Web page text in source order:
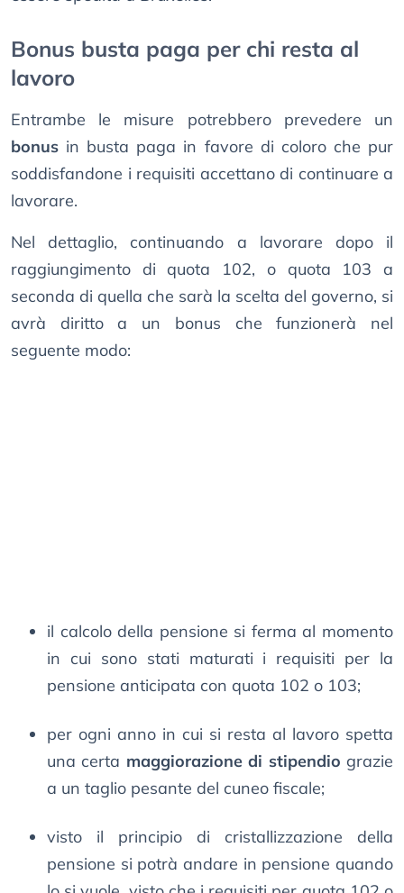
Bonus busta paga per chi resta al
lavoro
Entrambe le misure potrebbero prevedere un
bonus in busta paga in favore di coloro che pur
soddisfandone i requisiti accettano di continuare a
lavorare.
Nel dettaglio, continuando a lavorare dopo il
raggiungimento di quota 102, o quota 103 a
seconda di quella che sarà la scelta del governo, si
avrà diritto a un bonus che funzionerà nel
seguente modo:
il calcolo della pensione si ferma al momento
in cui sono stati maturati i requisiti per la
pensione anticipata con quota 102 o 103;
per ogni anno in cui si resta al lavoro spetta
una certa maggiorazione di stipendio grazie
a un taglio pesante del cuneo fiscale;
visto il principio di cristallizzazione della
pensione si potrà andare in pensione quando